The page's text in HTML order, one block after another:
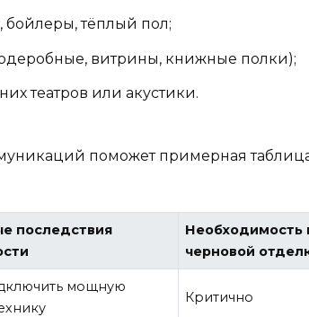
тёплый пол;
витрины, книжные полки);
театров или акустики.
поможет примерная
последствия
Необходимость
черновой
мощную
Критично